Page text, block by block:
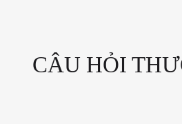
CÂU HỎI